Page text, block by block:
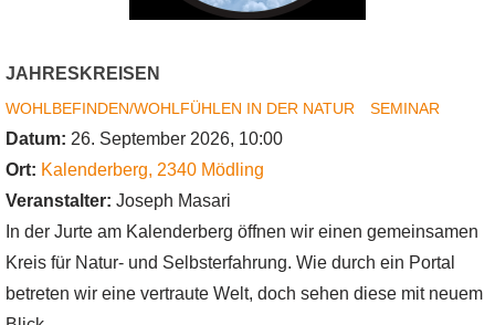
jeder
im
Wald
und
auf
der
Wiese
JAHRESKREISEN
WOHLBEFINDEN/WOHLFÜHLEN IN DER NATUR SEMINAR
Datum: 26. September 2026, 10:00
Ort: Kalenderberg, 2340 Mödling
Veranstalter: Joseph Masari
In der Jurte am Kalenderberg öffnen wir einen gemeinsamen
Kreis für Natur- und Selbsterfahrung. Wie durch ein Portal
betreten wir eine vertraute Welt, doch sehen diese mit neuem